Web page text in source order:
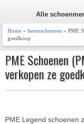
Alle
Home » herenschoenen » PME
goedkoop
PME Schoenen
verkopen ze
PME Legend schoenen